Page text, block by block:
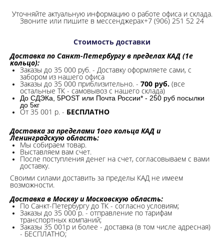
Уточняйте актуальную информацию о работе офиса и склада.
Звоните или пишите в мессенджерах+7 (906) 251 52 24
Стоимость доставки
Доставка по Санкт-Петербургу в пределах КАД (1е
кольцо):
Заказы до 35 000 руб. - Доставку оформляете сами, с
забором из нашего офиса
Заказы до 35 000 приблизительно. - 700 руб. (все
остальные ТК - самовывоз с нашего склада)
До СДЭКа, 5POST или Почта России* - 250 руб посылки
до 5кг
От 35 001 р. - БЕСПЛАТНО
Доставка за пределами 1ого кольца КАД и
Ленинградскую область:
Мы собираем товар.
Выставляем вам счет.
После поступления денег на счет, согласовываем с вами
доставку.
Своими силами доставить за пределы КАД не имеем
возможности.​
Доставка в Москву и Московскую область:
По Санкт-Петербургу до ТК - согласно условиям;
Заказы до 35 000 р. - отправление по тарифам
транспортных компаний;
Заказы 35 001р и более - доставка (в том числе адресная)
- БЕСПЛАТНО;